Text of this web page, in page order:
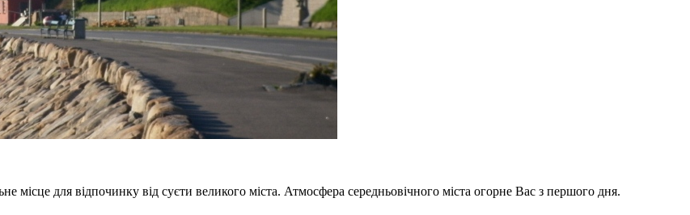
місце для відпочинку від суєти великого міста. Атмосфера середньовічного міста огорне Вас з першого дня.